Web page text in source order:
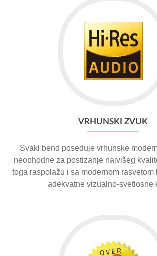
VRHUNSKI ZVUK
Svaki bend poseduje vrhunske
neophodne za postizanje najvišeg
toga raspolažu i sa modernom rasvetom
adekvatne vizualno-svetlosne